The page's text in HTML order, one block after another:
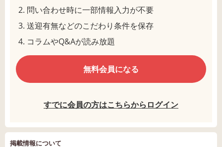
問い合わせ時に一部情報入力が不要
送迎有無などのこだわり条件を保存
コラムやQ&Aが読み放題
無料会員になる
すでに会員の方はこちらからログイン
掲載情報について